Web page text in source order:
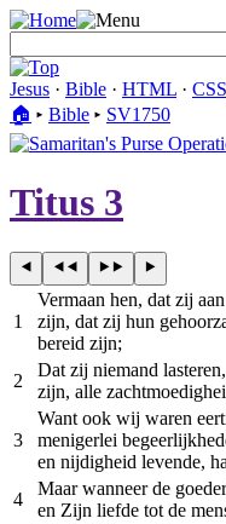
Jesus · Bible · HTML · CSS
🏠︎ ▸ Bible ▸ SV1750
Titus 3
1
Vermaan hen, dat zij
zijn, dat zij hun
bereid zijn;
2
Dat zij niemand
zijn, alle
3
Want ook wij waren
menigerlei
en nijdigheid levende,
4
Maar wanneer de
en Zijn liefde tot de